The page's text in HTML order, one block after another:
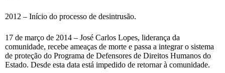
2012 – Início do processo de desintrusão.
17 de março de 2014 – José Carlos Lopes, liderança da
comunidade, recebe ameaças de morte e passa a integrar o sistema
de proteção do Programa de Defensores de Direitos Humanos do
Estado. Desde esta data está impedido de retornar à comunidade.